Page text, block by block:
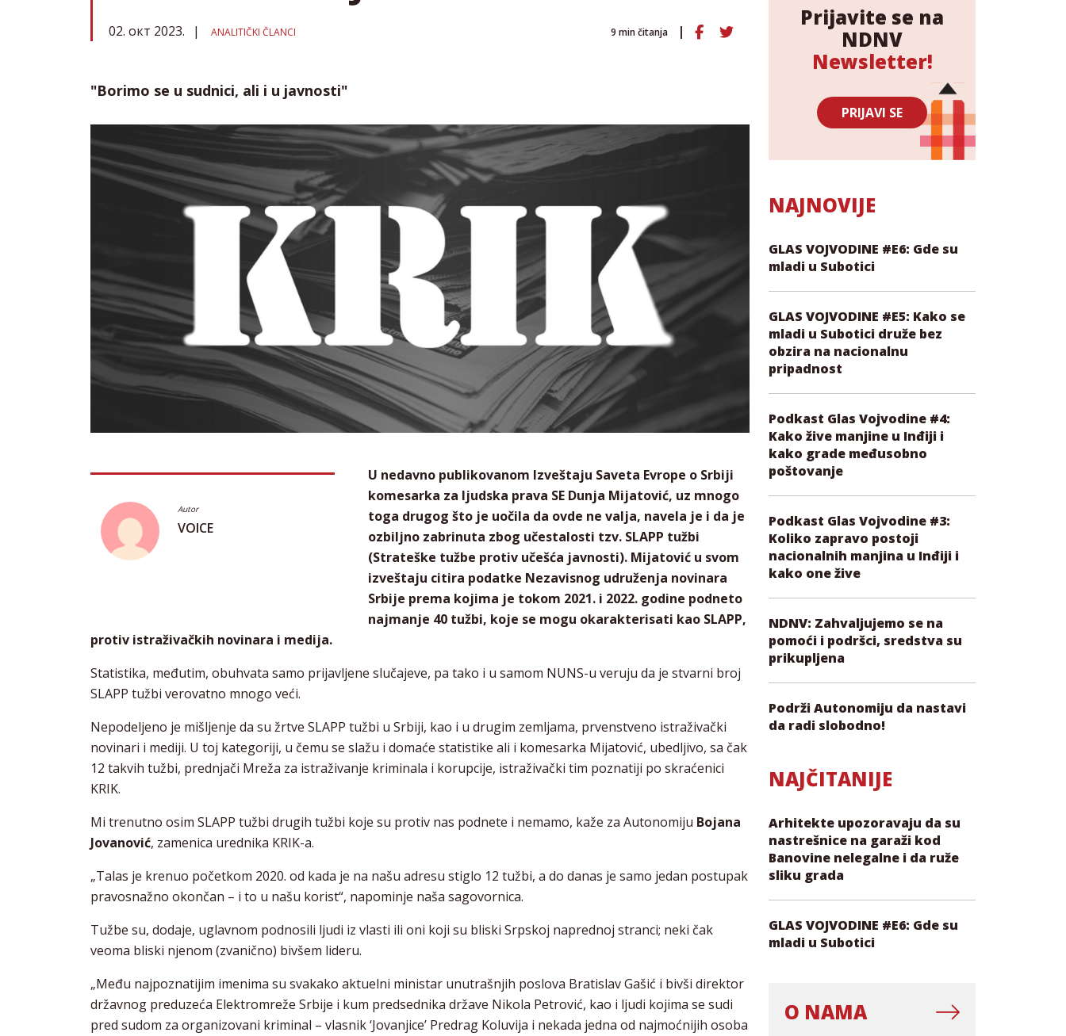
02. окт 2023. ANALITIČKI ČLANCI 9 min čitanja
"Borimo se u sudnici, ali i u javnosti"
Autor
VOICE
U nedavno publikovanom Izveštaju Saveta Evrope o Srbiji
komesarka za ljudska prava SE Dunja Mijatović, uz mnogo
toga drugog što je uočila da ovde ne valja, navela je i da je
ozbiljno zabrinuta zbog učestalosti tzv. SLAPP tužbi
(Strateške tužbe protiv učešća javnosti). Mijatović u svom
izveštaju citira podatke Nezavisnog udruženja novinara
Srbije prema kojima je tokom 2021. i 2022. godine podneto
najmanje 40 tužbi, koje se mogu okarakterisati kao SLAPP,
protiv istraživačkih novinara i medija.
Statistika, međutim, obuhvata samo prijavljene slučajeve, pa tako i u samom NUNS-u veruju da je stvarni broj
SLAPP tužbi verovatno mnogo veći.
Nepodeljeno je mišljenje da su žrtve SLAPP tužbi u Srbiji, kao i u drugim zemljama, prvenstveno istraživački
novinari i mediji. U toj kategoriji, u čemu se slažu i domaće statistike ali i komesarka Mijatović, ubedljivo, sa čak
12 takvih tužbi, prednjači Mreža za istraživanje kriminala i korupcije, istraživački tim poznatiji po skraćenici
KRIK.
Mi trenutno osim SLAPP tužbi drugih tužbi koje su protiv nas podnete i nemamo, kaže za Autonomiju Bojana
Jovanović, zamenica urednika KRIK-a.
„Talas je krenuo početkom 2020. od kada je na našu adresu stiglo 12 tužbi, a do danas je samo jedan postupak
pravosnažno okončan – i to u našu korist“, napominje naša sagovornica.
Tužbe su, dodaje, uglavnom podnosili ljudi iz vlasti ili oni koji su bliski Srpskoj naprednoj stranci; neki čak
veoma bliski njenom (zvanično) bivšem lideru.
„Među najpoznatijim imenima su svakako aktuelni ministar unutrašnjih poslova Bratislav Gašić i bivši direktor
državnog preduzeća Elektromreže Srbije i kum predsednika države Nikola Petrović, kao i ljudi kojima se sudi
pred sudom za organizovani kriminal – vlasnik ‘Jovanjice’ Predrag Koluvija i nekada jedna od najmoćnijih osoba
Prijavite se na
NDNV
Newsletter!
PRIJAVI SE
NAJNOVIJE
GLAS VOJVODINE #E6: Gde su
mladi u Subotici
GLAS VOJVODINE #E5: Kako se
mladi u Subotici druže bez
obzira na nacionalnu
pripadnost
Podkast Glas Vojvodine #4:
Kako žive manjine u Inđiji i
kako grade međusobno
poštovanje
Podkast Glas Vojvodine #3:
Koliko zapravo postoji
nacionalnih manjina u Inđiji i
kako one žive
NDNV: Zahvaljujemo se na
pomoći i podršci, sredstva su
prikupljena
Podrži Autonomiju da nastavi
da radi slobodno!
NAJČITANIJE
Arhitekte upozoravaju da su
nastrešnice na garaži kod
Banovine nelegalne i da ruže
sliku grada
GLAS VOJVODINE #E6: Gde su
mladi u Subotici
O NAMA